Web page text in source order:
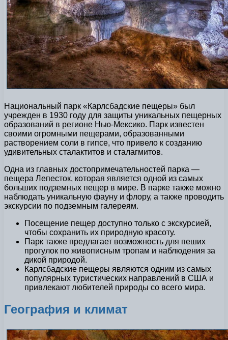
Национальный парк «Карлсбадские пещеры» был
учрежден в 1930 году для защиты уникальных пещерных
образований в регионе Нью-Мексико. Парк известен
своими огромными пещерами, образованными
растворением соли в гипсе, что привело к созданию
удивительных сталактитов и сталагмитов.
Одна из главных достопримечательностей парка —
пещера Лепесток, которая является одной из самых
больших подземных пещер в мире. В парке также можно
наблюдать уникальную фауну и флору, а также проводить
экскурсии по подземным галереям.
Посещение пещер доступно только с экскурсией,
чтобы сохранить их природную красоту.
Парк также предлагает возможность для пеших
прогулок по живописным тропам и наблюдения за
дикой природой.
Карлсбадские пещеры являются одним из самых
популярных туристических направлений в США и
привлекают любителей природы со всего мира.
География и климат